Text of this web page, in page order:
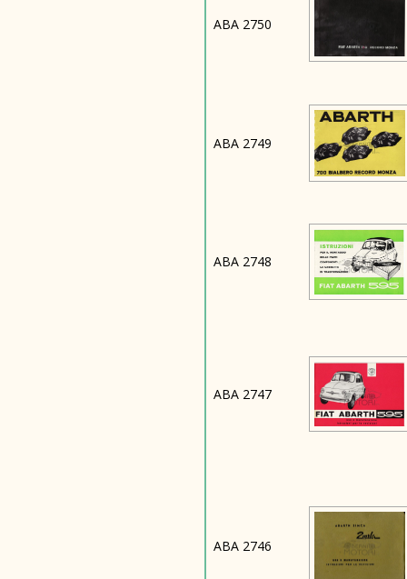
ABA 2750
ABA 2749
ABA 2748
ABA 2747
ABA 2746